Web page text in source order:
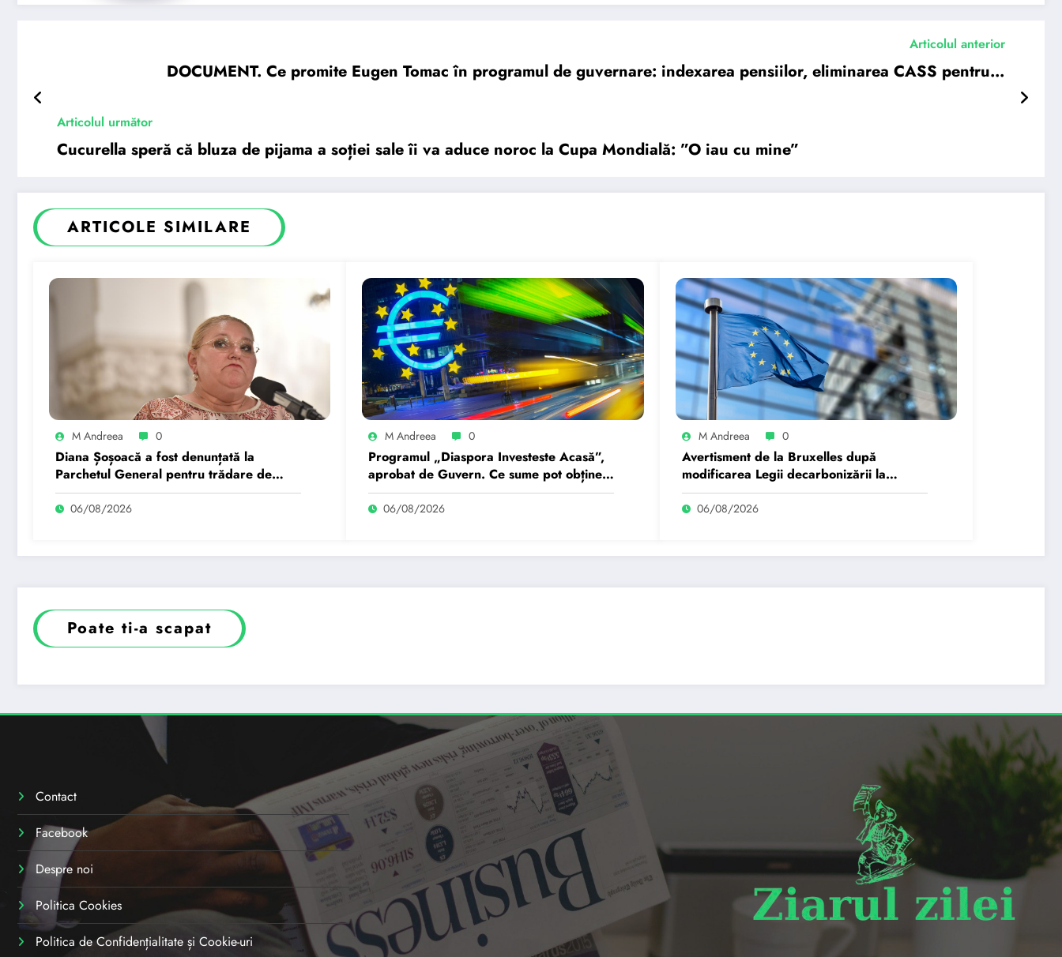
Articolul anterior
DOCUMENT. Ce promite Eugen Tomac în programul de guvernare: indexarea pensiilor, eliminarea CASS pentru…
Articolul următor
Cucurella speră că bluza de pijama a soției sale îi va aduce noroc la Cupa Mondială: ”O iau cu mine”
ARTICOLE SIMILARE
M Andreea 0
Diana Șoșoacă a fost denunțată la
Parchetul General pentru trădare de
țară: „Este subordonată unei…”
06/08/2026
M Andreea 0
Programul „Diaspora Investeste Acasă”,
aprobat de Guvern. Ce sume pot obține
românii care se întorc…
06/08/2026
M Andreea 0
Avertisment de la Bruxelles după
modificarea Legii decarbonizării la
București: Orice regres…
06/08/2026
Poate ti-a scapat
Contact
Facebook
Despre noi
Politica Cookies
Politica de Confidențialitate și Cookie-uri